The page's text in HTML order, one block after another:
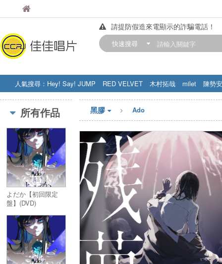
佳佳唱片
請提防假造來電顯示的詐騙電話！
【中華門市營業時間調整公告】
快速搜尋
人氣搜尋： Hey! Say! JUMP RED VELVET 木村拓哉 milet
陳勢安
STRAY KIDS
盧廣仲 周杰伦
所有作品
よだか【初回限定
盤】(DVD)
黑膠 Ado